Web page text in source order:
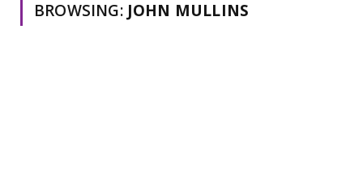
BROWSING: JOHN MULLINS